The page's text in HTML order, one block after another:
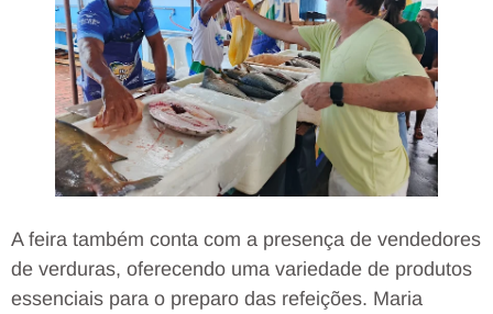
A feira também conta com a presença de vendedores
de verduras, oferecendo uma variedade de produtos
essenciais para o preparo das refeições. Maria